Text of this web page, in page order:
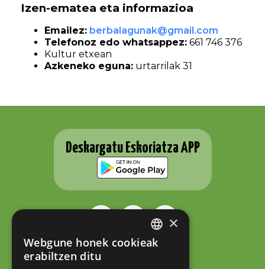
Izen-ematea eta informazioa
Emailez: berbalagunak@gmail.com
Telefonoz edo whatsappez: 661 746 376
Kultur etxean
Azkeneko eguna: urtarrilak 31
Deskargatu Eskoriatza APP
ESKORIATZAKO UDALA
Fernando Eskoriatza plaza 1
BASQUE
×
Webgune honek cookieak
erabiltzen ditu